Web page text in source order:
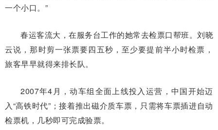
一个小口。”
春运客流大，在服务台工作的她常去检票口帮班。刘晓
云说，那时剪一张票要四五秒，至少要提前半小时检票，
旅客早早就得来排长队。
2007年4月，动车组全面上线投入运营，中国开始迈
入“高铁时代”；接着推出磁介质车票，只需将车票插进自动
检票机，几秒即可完成验票。